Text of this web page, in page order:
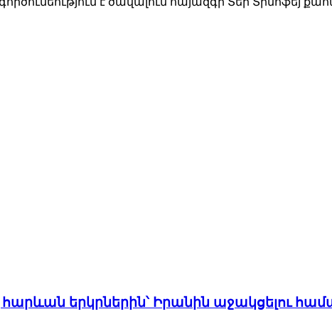
հարևան երկրներին՝ Իրանին աջակցելու